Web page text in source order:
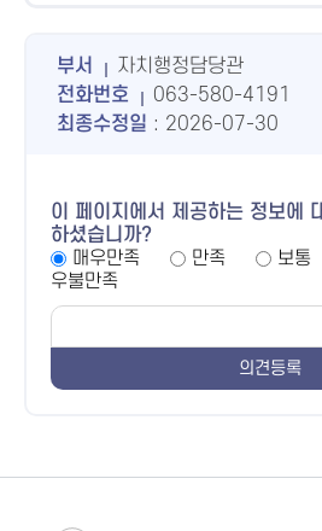
부서
자치행정담당관
전화번호
063-580-4191
최종수정일 : 2026-07-30
이 페이지에서 제공하는 정보에
하셨습니까?
매우만족
만족 보통
우불만족